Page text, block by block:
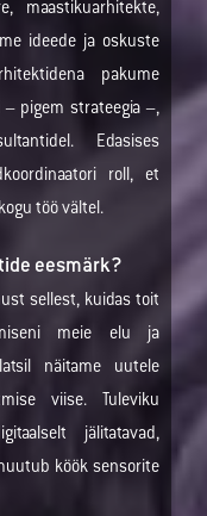
maastikuarhitekte,
ideede ja oskuste
pakume
pigem strateegia –,
Edasises
roll, et
töö vältel.
eesmärk?
sellest, kuidas toit
meie elu ja
näitame uutele
viise. Tuleviku
jälitatavad,
köök sensorite